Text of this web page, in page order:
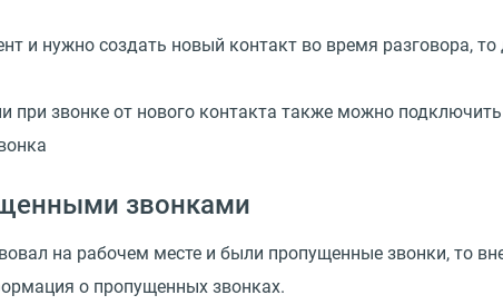
и нужно создать новый контакт во время разговора,
при звонке от нового контакта также можно
звонками
на рабочем месте и были пропущенные звонки, то
о пропущенных звонках.